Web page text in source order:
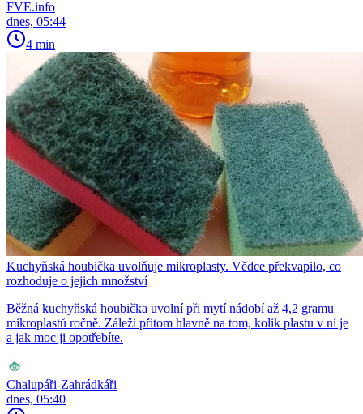
FVE.info
dnes, 05:44
4 min
Kuchyňská houbička uvolňuje mikroplasty. Vědce překvapilo, co
rozhoduje o jejich množství
Běžná kuchyňská houbička uvolní při mytí nádobí až 4,2 gramu
mikroplastů ročně. Záleží přitom hlavně na tom, kolik plastu v ní je
a jak moc ji opotřebíte.
Chalupáři-Zahrádkáři
dnes, 05:40